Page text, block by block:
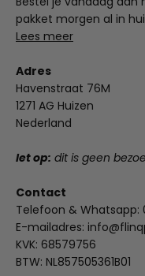
pakket morgen al in
Lees meer
Adres
Havenstraat 76M
1271 AG Huizen
Nederland
let op: dit is geen
Contact
Telefoon & Whatsapp:
E-mailadres:
KVK: 68579756
BTW: NL857505361B01